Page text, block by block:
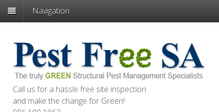
Navigation
Call us for a hassle free site inspection
and make the change for Green!